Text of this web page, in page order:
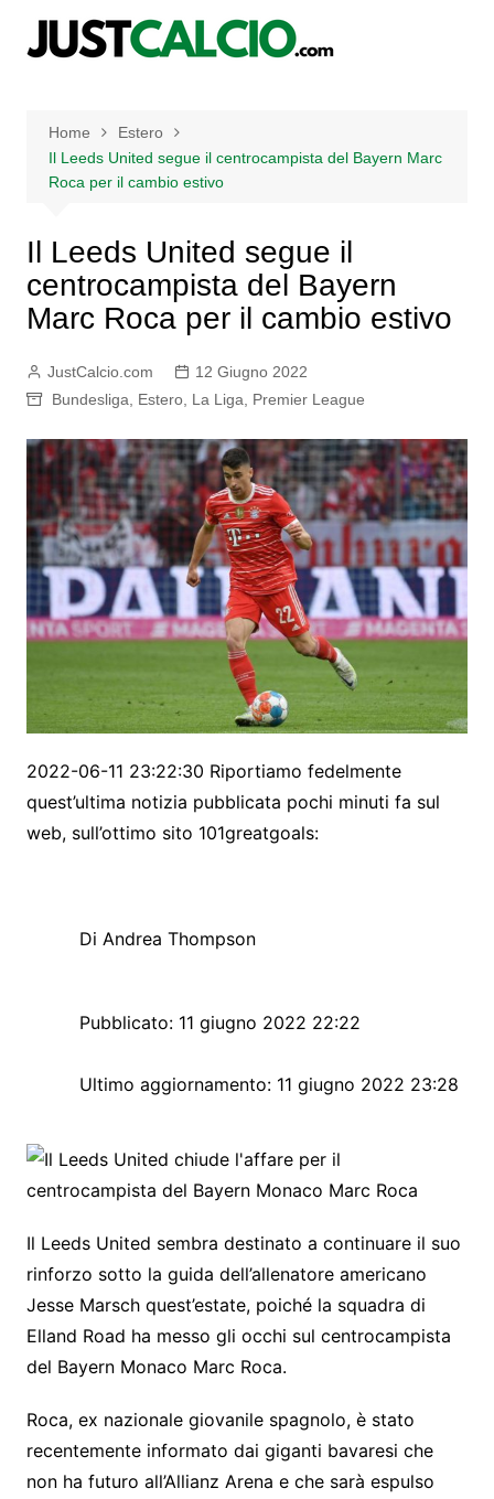
Home
Estero
Il Leeds United segue il centrocampista del Bayern Marc
Roca per il cambio estivo
Il Leeds United segue il
centrocampista del Bayern
Marc Roca per il cambio estivo
JustCalcio.com
12 Giugno 2022
Bundesliga
Estero, La Liga Premier League
2022-06-11 23:22:30 Riportiamo fedelmente
quest’ultima notizia pubblicata pochi minuti fa sul
web, sull’ottimo sito 101greatgoals:
Di Andrea Thompson
Pubblicato: 11 giugno 2022 22:22
Ultimo aggiornamento: 11 giugno 2022 23:28
Il Leeds United sembra destinato a continuare il suo
rinforzo sotto la guida dell’allenatore americano
Jesse Marsch quest’estate, poiché la squadra di
Elland Road ha messo gli occhi sul centrocampista
del Bayern Monaco Marc Roca.
Roca, ex nazionale giovanile spagnolo, è stato
recentemente informato dai giganti bavaresi che
non ha futuro all’Allianz Arena e che sarà espulso